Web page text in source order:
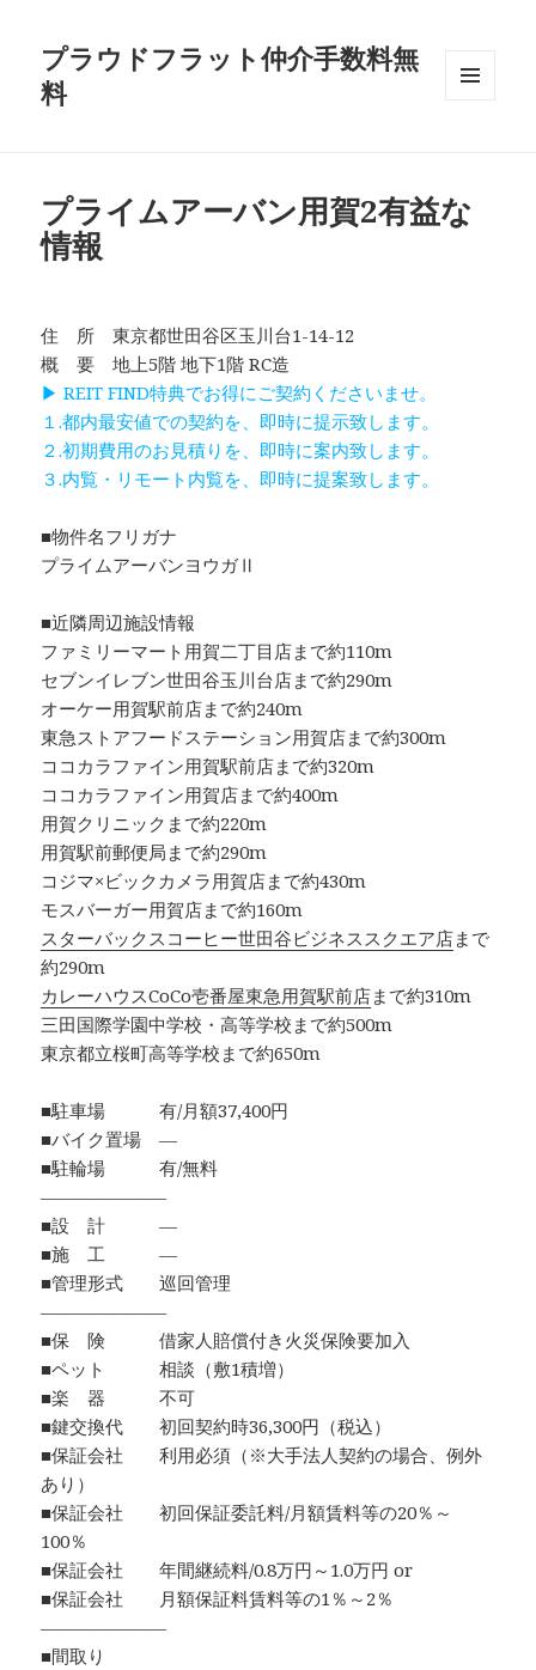
プラウドフラット仲介手数料無
料
プライムアーバン用賀2有益な
情報
住 所 東京都世田谷区玉川台1-14-12
概 要 地上5階 地下1階 RC造
▶ REIT FIND特典でお得にご契約くださいませ。
１.都内最安値での契約を、即時に提示致します。
２.初期費用のお見積りを、即時に案内致します。
３.内覧・リモート内覧を、即時に提案致します。
■物件名フリガナ
プライムアーバンヨウガⅡ
■近隣周辺施設情報
ファミリーマート用賀二丁目店まで約110m
セブンイレブン世田谷玉川台店まで約290m
オーケー用賀駅前店まで約240m
東急ストアフードステーション用賀店まで約300m
ココカラファイン用賀駅前店まで約320m
ココカラファイン用賀店まで約400m
用賀クリニックまで約220m
用賀駅前郵便局まで約290m
コジマ×ビックカメラ用賀店まで約430m
モスバーガー用賀店まで約160m
スターバックスコーヒー世田谷ビジネススクエア店まで
約290m
カレーハウスCoCo壱番屋東急用賀駅前店まで約310m
三田国際学園中学校・高等学校まで約500m
東京都立桜町高等学校まで約650m
■駐車場 有/月額37,400円
■バイク置場 ―
■駐輪場 有/無料
―――――――
■設 計 ―
■施 工 ―
■管理形式 巡回管理
―――――――
■保 険 借家人賠償付き火災保険要加入
■ペット 相談（敷1積増）
■楽 器 不可
■鍵交換代 初回契約時36,300円（税込）
■保証会社 利用必須（※大手法人契約の場合、例外
あり）
■保証会社 初回保証委託料/月額賃料等の20％～
100％
■保証会社 年間継続料/0.8万円～1.0万円 or
■保証会社 月額保証料賃料等の1％～2％
―――――――
■間取り